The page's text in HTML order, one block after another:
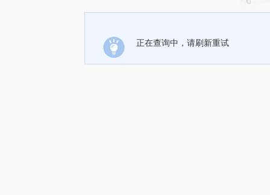
正在查询中，请刷新重试